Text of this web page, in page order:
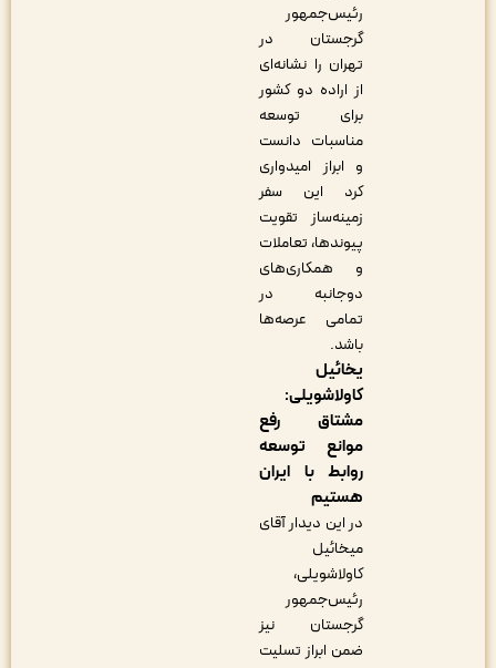
رئیس‌جمهور
گرجستان در
تهران را نشانه‌ای
از اراده دو کشور
برای توسعه
مناسبات دانست
و ابراز امیدواری
کرد این سفر
زمینه‌ساز تقویت
پیوندها، تعاملات
و همکاری‌های
دوجانبه در
تمامی عرصه‌ها
کاولاشویلی:
مشتاق رفع
موانع توسعه
روابط با ایران
هستیم
در این دیدار آقای
میخائیل
کاولاشویلی،
رئیس‌جمهور
گرجستان نیز
ضمن ابراز تسلیت